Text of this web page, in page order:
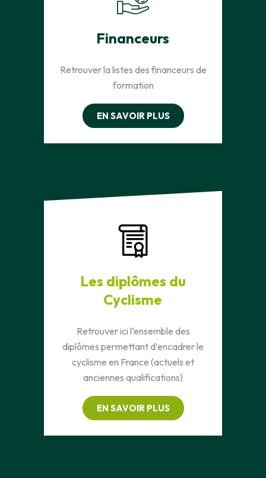
Financeurs
Retrouver la listes des financeurs de
formation
EN SAVOIR PLUS
Les diplômes du
Cyclisme
Retrouver ici l’ensemble des
diplômes permettant d’encadrer le
cyclisme en France (actuels et
anciennes qualifications)
EN SAVOIR PLUS